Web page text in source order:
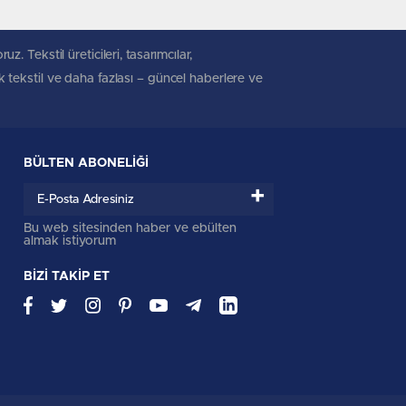
Tekstil üreticileri, tasarımcılar,
tekstil ve daha fazlası – güncel haberlere ve
BÜLTEN ABONELİĞİ
+
Bu web sitesinden haber ve ebülten
almak istiyorum
BİZİ TAKİP ET